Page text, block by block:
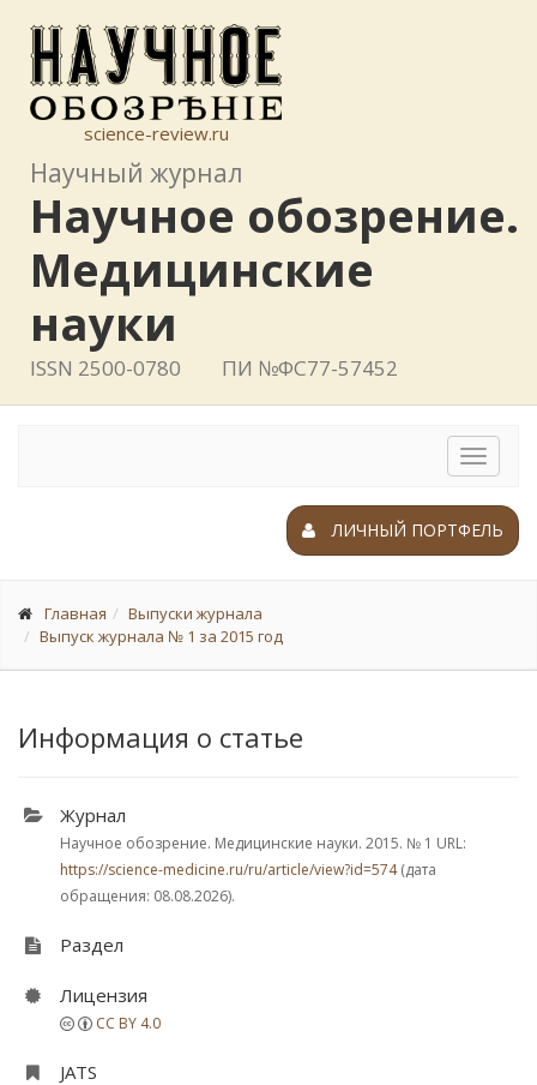
science-review.ru
Научный журнал
Научное обозрение.
Медицинские
науки
ISSN 2500-0780 ПИ №ФС77-57452
Toggle
ЛИЧНЫЙ ПОРТФЕЛЬ
Главная
Выпуски журнала
Выпуск журнала № 1 за 2015 год
Информация о статье
Журнал
Научное обозрение. Медицинские науки. 2015. № 1 URL:
https://science-medicine.ru/ru/article/view?id=574(дата
обращения: 08.08.2026).
Раздел
Лицензия
CC BY 4.0
JATS